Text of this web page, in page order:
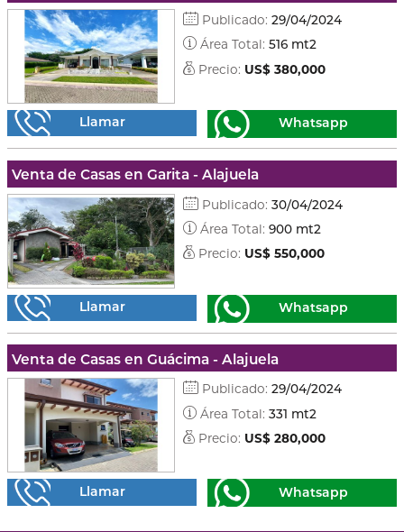
Publicado: 29/04/2024
Área Total: 516 mt2
Precio: US$ 380,000
Llamar Whatsapp
Venta de Casas en Garita - Alajuela
Publicado: 30/04/2024
Área Total: 900 mt2
Precio: US$ 550,000
Llamar Whatsapp
Venta de Casas en Guácima - Alajuela
Publicado: 29/04/2024
Área Total: 331 mt2
Precio: US$ 280,000
Llamar Whatsapp